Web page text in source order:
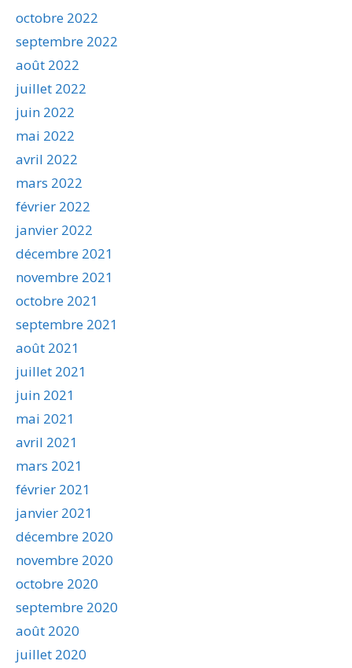
octobre 2022
septembre 2022
août 2022
juillet 2022
juin 2022
mai 2022
avril 2022
mars 2022
février 2022
janvier 2022
décembre 2021
novembre 2021
octobre 2021
septembre 2021
août 2021
juillet 2021
juin 2021
mai 2021
avril 2021
mars 2021
février 2021
janvier 2021
décembre 2020
novembre 2020
octobre 2020
septembre 2020
août 2020
juillet 2020